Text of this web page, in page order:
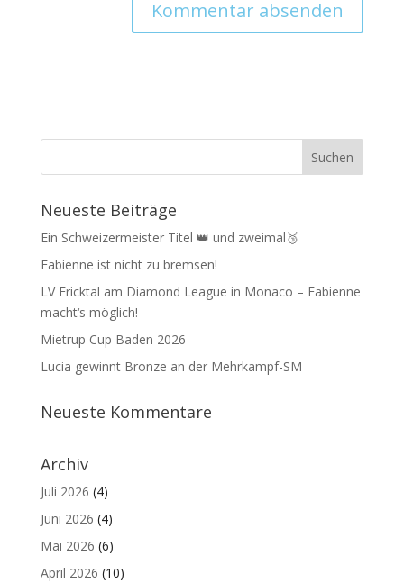
Neueste Beiträge
Ein Schweizermeister Titel 👑 und zweimal🥉
Fabienne ist nicht zu bremsen!
LV Fricktal am Diamond League in Monaco – Fabienne
macht‘s möglich!
Mietrup Cup Baden 2026
Lucia gewinnt Bronze an der Mehrkampf-SM
Neueste Kommentare
Archiv
Juli 2026 (4)
Juni 2026 (4)
Mai 2026 (6)
April 2026 (10)